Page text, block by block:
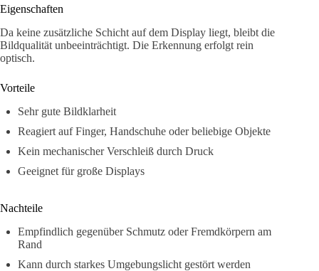
Eigenschaften
Da keine zusätzliche Schicht auf dem Display liegt, bleibt die
Bildqualität unbeeinträchtigt. Die Erkennung erfolgt rein
optisch.
Vorteile
Sehr gute Bildklarheit
Reagiert auf Finger, Handschuhe oder beliebige Objekte
Kein mechanischer Verschleiß durch Druck
Geeignet für große Displays
Nachteile
Empfindlich gegenüber Schmutz oder Fremdkörpern am
Rand
Kann durch starkes Umgebungslicht gestört werden